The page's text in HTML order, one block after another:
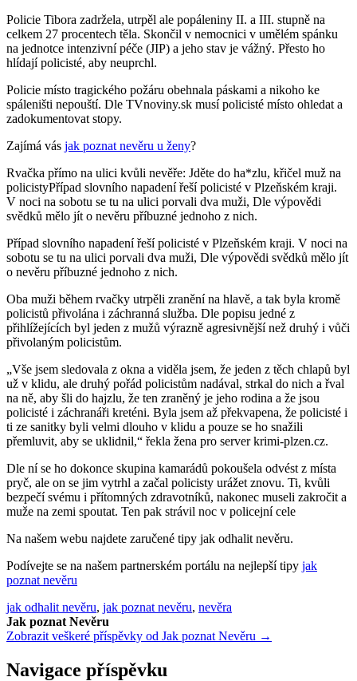
Policie Tibora zadržela, utrpěl ale popáleniny II. a III. stupně na
celkem 27 procentech těla. Skončil v nemocnici v umělém spánku
na jednotce intenzivní péče (JIP) a jeho stav je vážný. Přesto ho
hlídají policisté, aby neuprchl.
Policie místo tragického požáru obehnala páskami a nikoho ke
spáleništi nepouští. Dle TVnoviny.sk musí policisté místo ohledat a
zadokumentovat stopy.
Zajímá vás jak poznat nevěru u ženy?
Rvačka přímo na ulici kvůli nevěře: Jděte do ha*zlu, křičel muž na
policistyPřípad slovního napadení řeší policisté v Plzeňském kraji.
V noci na sobotu se tu na ulici porvali dva muži, Dle výpovědi
svědků mělo jít o nevěru příbuzné jednoho z nich.
Případ slovního napadení řeší policisté v Plzeňském kraji. V noci na
sobotu se tu na ulici porvali dva muži, Dle výpovědi svědků mělo jít
o nevěru příbuzné jednoho z nich.
Oba muži během rvačky utrpěli zranění na hlavě, a tak byla kromě
policistů přivolána i záchranná služba. Dle popisu jedné z
přihlížejících byl jeden z mužů výrazně agresivnější než druhý i vůči
přivolaným policistům.
„Vše jsem sledovala z okna a viděla jsem, že jeden z těch chlapů byl
už v klidu, ale druhý pořád policistům nadával, strkal do nich a řval
na ně, aby šli do hajzlu, že ten zraněný je jeho rodina a že jsou
policisté i záchranáři kreténi. Byla jsem až překvapena, že policisté i
ti ze sanitky byli velmi dlouho v klidu a pouze se ho snažili
přemluvit, aby se uklidnil,“ řekla žena pro server krimi-plzen.cz.
Dle ní se ho dokonce skupina kamarádů pokoušela odvést z místa
pryč, ale on se jim vytrhl a začal policisty urážet znovu. Ti, kvůli
bezpečí svému i přítomných zdravotníků, nakonec museli zakročit a
muže na zemi spoutat. Ten pak strávil noc v policejní cele
Na našem webu najdete zaručené tipy jak odhalit nevěru.
Podívejte se na našem partnerském portálu na nejlepší tipy jak
poznat nevěru
jak odhalit nevěru, jak poznat nevěru, nevěra
Jak poznat Nevěru
Zobrazit veškeré příspěvky od Jak poznat Nevěru →
Navigace příspěvku